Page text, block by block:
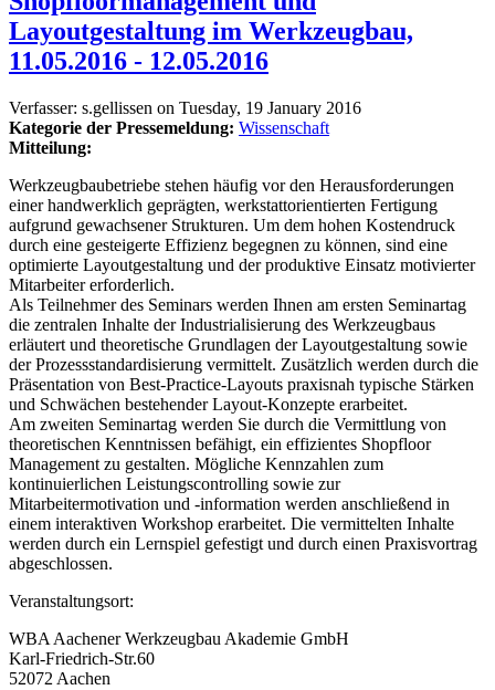
Layoutgestaltung im Werkzeugbau,
11.05.2016 - 12.05.2016
Verfasser: s.gellissen on Tuesday, 19 January 2016
Kategorie der Pressemeldung: Wissenschaft
Mitteilung:
Werkzeugbaubetriebe stehen häufig vor den Herausforderungen
einer handwerklich geprägten, werkstattorientierten Fertigung
aufgrund gewachsener Strukturen. Um dem hohen Kostendruck
durch eine gesteigerte Effizienz begegnen zu können, sind eine
optimierte Layoutgestaltung und der produktive Einsatz motivierter
Mitarbeiter erforderlich.
Als Teilnehmer des Seminars werden Ihnen am ersten Seminartag
die zentralen Inhalte der Industrialisierung des Werkzeugbaus
erläutert und theoretische Grundlagen der Layoutgestaltung sowie
der Prozessstandardisierung vermittelt. Zusätzlich werden durch die
Präsentation von Best-Practice-Layouts praxisnah typische Stärken
und Schwächen bestehender Layout-Konzepte erarbeitet.
Am zweiten Seminartag werden Sie durch die Vermittlung von
theoretischen Kenntnissen befähigt, ein effizientes Shopfloor
Management zu gestalten. Mögliche Kennzahlen zum
kontinuierlichen Leistungscontrolling sowie zur
Mitarbeitermotivation und -information werden anschließend in
einem interaktiven Workshop erarbeitet. Die vermittelten Inhalte
werden durch ein Lernspiel gefestigt und durch einen Praxisvortrag
abgeschlossen.
Veranstaltungsort:
WBA Aachener Werkzeugbau Akademie GmbH
Karl-Friedrich-Str.60
52072 Aachen